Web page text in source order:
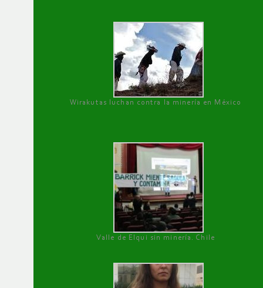
Wirakutas luchan contra la minería en México
Valle de Elqui sin minería. Chile